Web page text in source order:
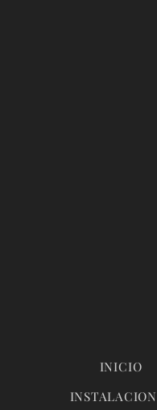
INICIO